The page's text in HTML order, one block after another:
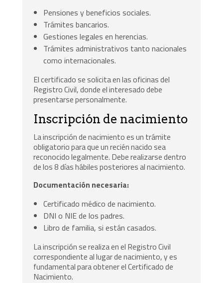
Pensiones y beneficios sociales.
Trámites bancarios.
Gestiones legales en herencias.
Trámites administrativos tanto nacionales
como internacionales.
El certificado se solicita en las oficinas del
Registro Civil, donde el interesado debe
presentarse personalmente.
Inscripción de nacimiento
La inscripción de nacimiento es un trámite
obligatorio para que un recién nacido sea
reconocido legalmente. Debe realizarse dentro
de los 8 días hábiles posteriores al nacimiento.
Documentación necesaria:
Certificado médico de nacimiento.
DNI o NIE de los padres.
Libro de familia, si están casados.
La inscripción se realiza en el Registro Civil
correspondiente al lugar de nacimiento, y es
fundamental para obtener el Certificado de
Nacimiento.